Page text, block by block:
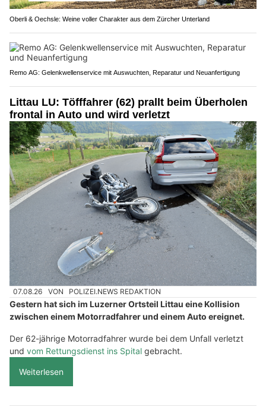
Oberli & Oechsle: Weine voller Charakter aus dem Zürcher Unterland
Remo AG: Gelenkwellenservice mit Auswuchten, Reparatur und Neuanfertigung
Littau LU: Töfffahrer (62) prallt beim Überholen
frontal in Auto und wird verletzt
07.08.26 VON POLIZEI.NEWS REDAKTION
Gestern hat sich im Luzerner Ortsteil Littau eine Kollision
zwischen einem Motorradfahrer und einem Auto ereignet.
Der 62-jährige Motorradfahrer wurde bei dem Unfall verletzt
und vom Rettungsdienst ins Spital gebracht.
Weiterlesen